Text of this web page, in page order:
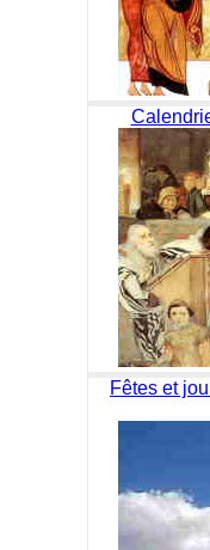
Fêtes et